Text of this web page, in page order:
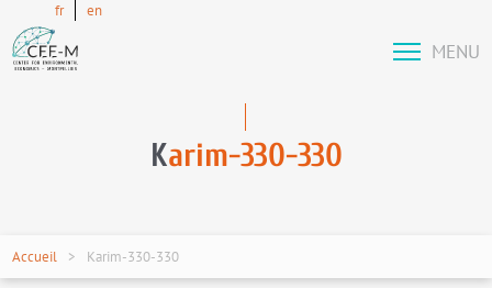
fr en
MENU
Karim-330-330
Accueil Karim-330-330